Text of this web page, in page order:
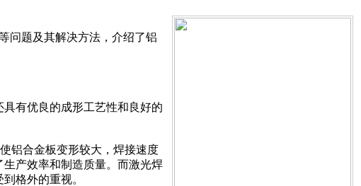
问题及其解决方法，介绍了铝
有优良的成形工艺性和良好的
铝合金板变形较大，焊接速度
产效率和制造质量。而激光焊
到格外的重视。